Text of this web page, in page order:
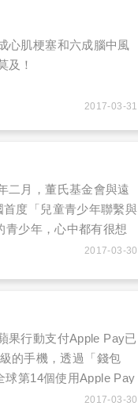
心肌梗塞和六成腦中風
及！
2017-03-31
二月，董氏基金會與遠
度「兒童青少年聯繫與
青少年，心中都有很想
朋友、同學」最多，其
2017-03-30
果行動支付Apple Pay已
的手機，透過「錢包
球第14個使用Apple Pay
2017-03-30